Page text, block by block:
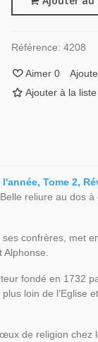
Référence: 4208
Aimer 0
Ajouter à la
Tome 2,
reliure au dos à
confrères, met
Alphonse.
fondé en 1732
loin de l’Eglise
de religion chez